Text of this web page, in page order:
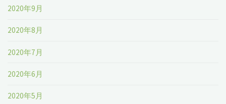
2020年9月
2020年8月
2020年7月
2020年6月
2020年5月